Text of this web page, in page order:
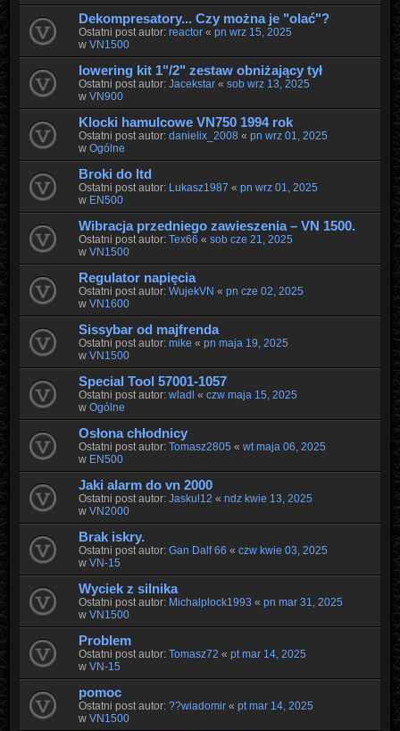
Dekompresatory... Czy można je "olać"?
Ostatni post autor: reactor« pn wrz 15, 2025
w VN1500
lowering kit 1"/2" zestaw obniżający tył
Ostatni post autor: Jacekstar« sob wrz 13, 2025
w VN900
Klocki hamulcowe VN750 1994 rok
Ostatni post autor: danielix_2008« pn wrz 01, 2025
w Ogólne
Broki do ltd
Ostatni post autor: Lukasz1987 « pn wrz 01, 2025
w EN500
Wibracja przedniego zawieszenia – VN 1500.
Ostatni post autor: Tex66 « sob cze 21, 2025
w VN1500
Regulator napięcia
Ostatni post autor: WujekVN « pn cze 02, 2025
w VN1600
Sissybar od majfrenda
Ostatni post autor: mike « pn maja 19, 2025
w VN1500
Special Tool 57001-1057
Ostatni post autor: wladl « czw maja 15, 2025
w Ogólne
Osłona chłodnicy
Ostatni post autor: Tomasz2805 « wt maja 06, 2025
w EN500
Jaki alarm do vn 2000
Ostatni post autor: Jaskul12 « ndz kwie 13, 2025
w VN2000
Brak iskry.
Ostatni post autor: Gan Dalf 66 « czw kwie 03, 2025
w VN-15
Wyciek z silnika
Ostatni post autor: Michalplock1993 « pn mar 31, 2025
w VN1500
Problem
Ostatni post autor: Tomasz72 « pt mar 14, 2025
w VN-15
pomoc
Ostatni post autor: ??wiadomir« pt mar 14, 2025
w VN1500